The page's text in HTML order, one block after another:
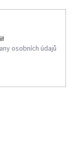
osobních údajů